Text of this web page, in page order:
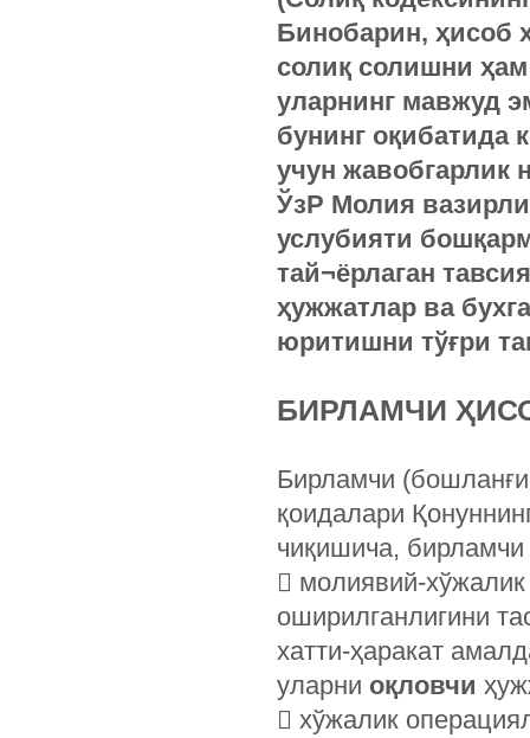
Бинобарин, ҳисоб
солиқ солишни
уларнинг мавжуд
бунинг оқибатида
учун жавобгарлик
ЎзР Молия
услубияти
тай¬ёрлаган
ҳужжатлар ва
юритишни тўғри
БИРЛАМЧИ
Бирламчи
қоидалари
чиқишича,
 молиявий-
оширилганлигини
хатти-ҳаракат
уларни оқловчи
 хўжалик